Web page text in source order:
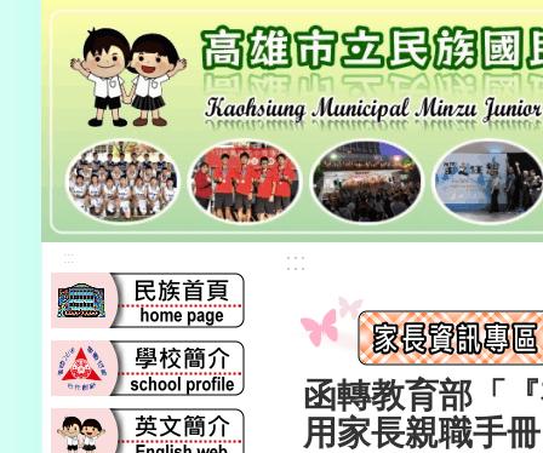
::: :::
函轉教育部「
用家長親職手冊